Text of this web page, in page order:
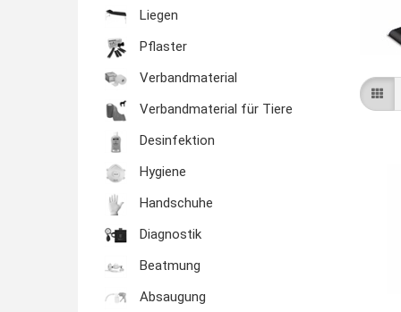
Liegen
Pflaster
Verbandmaterial
Verbandmaterial für Tiere
Desinfektion
Hygiene
Handschuhe
Diagnostik
Beatmung
Absaugung